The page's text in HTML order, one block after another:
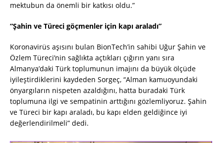
mektubun da önemli bir katkısı oldu.”
“Şahin ve Türeci göçmenler için kapı araladı”
Koronavirüs aşısını bulan BionTech’in sahibi Uğur Şahin ve
Özlem Türeci’nin sağlıkta açtıkları çığırın yanı sıra
Almanya’daki Türk toplumunun imajını da büyük ölçüde
iyileştirdiklerini kaydeden Sorgeç, “Alman kamuoyundaki
önyargıların nispeten azaldığını, hatta buradaki Türk
toplumuna ilgi ve sempatinin arttığını gözlemliyoruz. Şahin
ve Türeci bir kapı araladı, bu kapı elden geldiğince iyi
değerlendirilmeli” dedi.